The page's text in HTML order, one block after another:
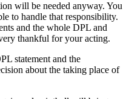
will be needed anyway. You
to handle that responsibility.
and the whole DPL and
thankful for your acting.
statement and the
about the taking place of